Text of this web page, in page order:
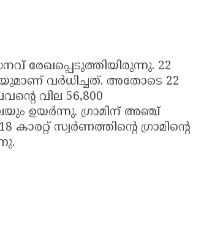
രേഖപ്പെടുത്തിയിരുന്നു. 22
വർധിച്ചത്. അതോടെ 22
വില 56,800
ഉയർന്നു. ഗ്രാമിന് അഞ്ച്
സ്വർണത്തിന്റെ ഗ്രാമിന്റെ